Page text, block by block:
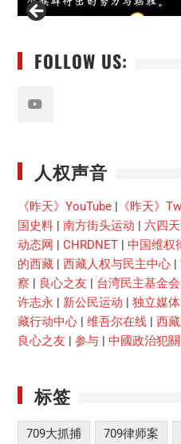
FOLLOW US:
人权声音
《昨天》YouTube| 《昨天》
国史料| 南方街头运动 六四天
动态网
CHRDNET| 中国维权
的西藏| 西藏人权与民主中心|
察
良心之友 台湾民主基金会
许志永
新公民运动 独立媒体
藏行动中心| 维吾尔在线| 西
良心之友
参与| 中國政治犯
标签
709大抓捕 709律师案